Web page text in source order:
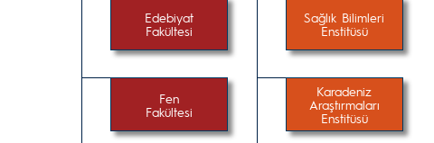
Edebiyat
Fakültesi
Fen
Fakültesi
Sağlık Bilimleri
Enstitüsü
Karadeniz
Araştırmaları
Enstitüsü